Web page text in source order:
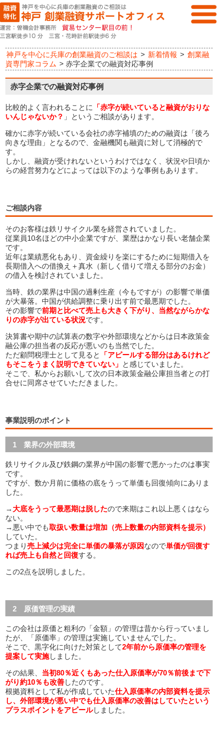
神戸を中心に兵庫の創業融資のご相談は > 新着情報 > 創業融
資専門家コラム >赤字企業での融資対応事例
赤字企業での融資対応事例
比較的よく言われることに
「赤字が続いていると融資がおりな
いんじゃないか？ 」というご相談があります。
確かに赤字が続いている会社の赤字補填のための融資は「後ろ
向きな理由」となるので、金融機関も融資に対して消極的で
す。
しかし、融資が受けれないというわけではなく、状況や日頃か
らの経営努力などによっては以下のような事例もあります。
ご相談内容
そのお客様は鉄リサイクル業を経営されていました。
従業員10名ほどの中小企業ですが、業歴はかなり長い老舗企業
です。
近年は業績悪化もあり、資金繰りを楽にするために短期借入を
長期借入への借換え＋真水（新しく借りて増える部分のお金）
の借入を検討されていました。
当時、鉄の業界は中国の過剰生産（今もですが）の影響で単価
が大暴落。中国が供給調整に乗り出す前で最悪期でした。
その影響で前期と比べて売上も大きく下がり、当然ながらかな
りの赤字が出ている状況です。
決算書や期中の試算表の数字や外部環境などからは日本政策金
融公庫の担当者の反応が悪いのも当然でした。
ただ顧問税理士として見ると
「アピールする部分はあるけれど
もそこをうまく説明できていない」 と感じていました。
そこで、私からお願いして次の日本政策金融公庫担当者との打
合せに同席させていただきました。
事業説明のポイント
1 業界の外部環境
鉄リサイクル及び鉄鋼の業界が中国の影響で悪かったのは事実
です。
ですが、数か月前に価格の底をうって単価も回復傾向にありま
した。
→ 大底をうって最悪期は脱したので来期はこれ以上悪くはなら
ない。
→悪い中でも取扱い数量は増加（売上数量の内部資料を提示）
していた。
つまり売上減少は完全に単価の暴落が原因なので単価が回復す
れば売上も自然と回復する。
この2点を説明しました。
2 原価管理の実績
この会社は原価と粗利の「金額」の管理は昔から行っていまし
たが、「原価率」の管理は実施していませんでした。
そこで、黒字化に向けた対策として2年前から原価率の管理を
提案して実施しました。
その結果、 当初80％近くもあった仕入原価率が70％前後まで下
がり約10％も改善したのです。
根拠資料として私が作成していた仕入原価率の内部資料を提示
し、外部環境が悪い中でも仕入原価率の改善はしていたという
プラスポイントをアピールしました。